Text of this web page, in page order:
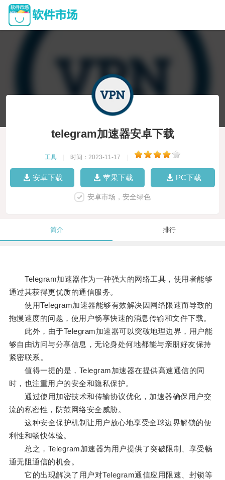
telegram加速器安卓下载
工具 时间：2023-11-17
安卓下载 苹果下载 PC下载
安卓市场，安全绿色
简介 排行
Telegram加速器作为一种强大的网络工具，使用者能够
通过其获得更优质的通信服务。
使用Telegram加速器能够有效解决因网络限速而导致的
拖慢速度的问题，使用户畅享快速的消息传输和文件下载。
此外，由于Telegram加速器可以突破地理边界，用户能
够自由访问与分享信息，无论身处何地都能与亲朋好友保持
紧密联系。
值得一提的是，Telegram加速器在提供高速通信的同
时，也注重用户的安全和隐私保护。
通过使用加密技术和传输协议优化，加速器确保用户交
流的私密性，防范网络安全威胁。
这种安全保护机制让用户放心地享受全球边界解锁的便
利性和畅快体验。
总之，Telegram加速器为用户提供了突破限制、享受畅
通无阻通信的机会。
它的出现解决了用户对Telegram通信应用限速、封锁等